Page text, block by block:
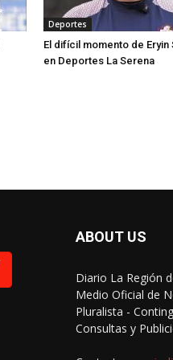
Deportes
El difícil momento de Eryin
en Deportes La Serena
ABOUT US
Diario La Región
Medio Oficial de
Pluralista -
Consultas y